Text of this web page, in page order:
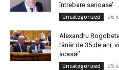
întrebare serioase’
Uncategorized 26
Alexandru
tânăr de 35 de ani,
acasă!’
Uncategorized 25